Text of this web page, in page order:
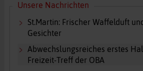
Unsere Nachrichten
St.Martin: Frischer Waffelduft
Gesichter
Abwechslungsreiches erstes
Freizeit-Treff der OBA